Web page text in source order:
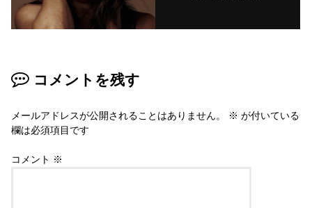
コメントを残す
メールアドレスが公開されることはありません。 ※ が付いている
欄は必須項目です
コメント ※